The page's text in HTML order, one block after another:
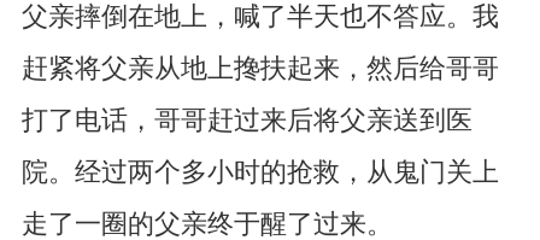
父亲摔倒在地上，喊了半天也不答应。我
赶紧将父亲从地上搀扶起来，然后给哥哥
打了电话，哥哥赶过来后将父亲送到医
院。经过两个多小时的抢救，从鬼门关上
走了一圈的父亲终于醒了过来。